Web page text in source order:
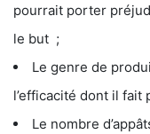
pourrait porter
le but ;
Le genre de
l’efficacité dont il fait
Le nombre